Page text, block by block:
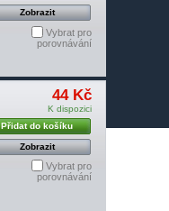
Zobrazit
Vybrat pro
porovnávání
44 Kč
K dispozici
Přidat do košíku
Zobrazit
Vybrat pro
porovnávání